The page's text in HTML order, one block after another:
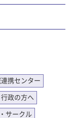
携センター
政の方へ
サークル